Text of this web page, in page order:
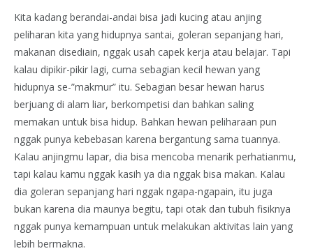
Kita kadang berandai-andai bisa jadi kucing atau anjing
peliharan kita yang hidupnya santai, goleran sepanjang hari,
makanan disediain, nggak usah capek kerja atau belajar. Tapi
kalau dipikir-pikir lagi, cuma sebagian kecil hewan yang
hidupnya se-”makmur” itu. Sebagian besar hewan harus
berjuang di alam liar, berkompetisi dan bahkan saling
memakan untuk bisa hidup. Bahkan hewan peliharaan pun
nggak punya kebebasan karena bergantung sama tuannya.
Kalau anjingmu lapar, dia bisa mencoba menarik perhatianmu,
tapi kalau kamu nggak kasih ya dia nggak bisa makan. Kalau
dia goleran sepanjang hari nggak ngapa-ngapain, itu juga
bukan karena dia maunya begitu, tapi otak dan tubuh fisiknya
nggak punya kemampuan untuk melakukan aktivitas lain yang
lebih bermakna.